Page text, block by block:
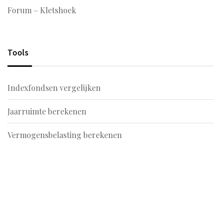
Forum – Kletshoek
Tools
Indexfondsen vergelijken
Jaarruimte berekenen
Vermogensbelasting berekenen